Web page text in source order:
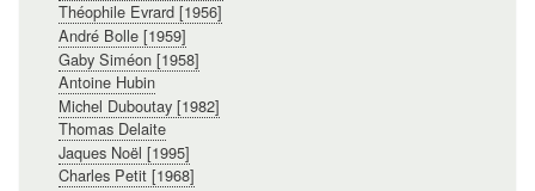
Théophile Evrard [1956]
André Bolle [1959]
Gaby Siméon [1958]
Antoine Hubin
Michel Duboutay [1982]
Thomas Delaite
Jaques Noël [1995]
Charles Petit [1968]